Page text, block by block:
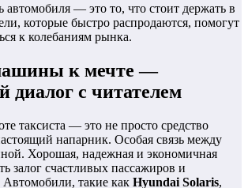
автомобиля — это то, что стоит держать в
которые быстро распродаются, помогут
к колебаниям рынка.
к мечте —
диалог с читателем
таксиста — это не просто средство
напарник. Особая связь между
Хорошая, надежная и экономичная
залог счастливых пассажиров и
такие как Hyundai Solaris,